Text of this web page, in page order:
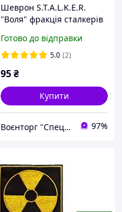
Шеврон S.T.A.L.K.E.R.
"Воля" фракція сталкерів
Зодіємо будь-який патч!
Готово до відправки
5.0 (2)
95₴
Купити
Воєнторг "Спецназ" - найкращий український військовий магазин — виробник! 97%